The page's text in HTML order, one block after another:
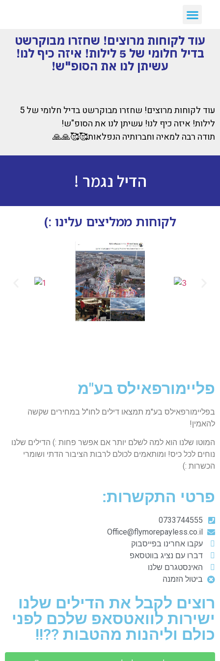
עוד לקוחות מרוצים! שחזרו מבוקרשט
בדיל חלומי של 5 לילות! איזה כיף לנו!
עשיתן לנו את הסופ"ש!
עוד לקוחות מרוצים! שחזרו מבוקרשט בדיל חלומי של 5
לילות! איזה כיף לנו! עשיתן לנו את הסופ"ש!
תודה רבה למאיה וחברותיה הנפלאות🥰🥰🙏🙏
הדיל נגמר !
לקוחות ממליצים עלינו :)
פליימורפאילס בע"מ
בפליימורפאילס בע"מ תמצאו דילים לחו"ל במחירים שקשה
להאמין!
המוטו שלנו הוא למה לשלם יותר אם אפשר פחות :) הדילים שלנו
נוחים לכל כיס! ומותאמים לכולם לרבות הציבור הדתי ושומרי
הכשרות :)
פרטי התקשרות:
0733744555
Office@flymorepayless.co.il
עקבו אחרינו בפייסבוק
דברו עם נציג בווטסאפ
האינסטגרם שלנו
ביטול הזמנה
רוצים לקבל את הדילים שלנו
ישירות לוואטסאפ שלכם לפני
כולם וליהנות מהטבות ??!!